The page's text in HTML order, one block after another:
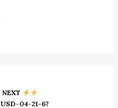
04-21-6?